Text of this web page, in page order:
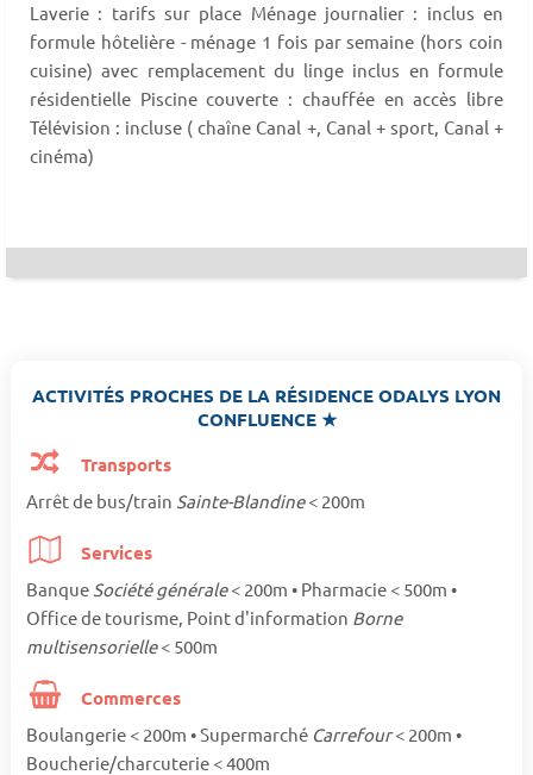
Laverie : tarifs sur place Ménage journalier : inclus en
formule hôtelière - ménage 1 fois par semaine (hors coin
cuisine) avec remplacement du linge inclus en formule
résidentielle Piscine couverte : chauffée en accès libre
Télévision : incluse ( chaîne Canal +, Canal + sport, Canal +
cinéma)
ACTIVITÉS PROCHES DE LA RÉSIDENCE ODALYS LYON
CONFLUENCE ★
Transports
Arrêt de bus/train Sainte-Blandine< 200m
Services
Banque Société générale< 200m • Pharmacie < 500m •
Office de tourisme, Point d'information Borne
multisensorielle< 500m
Commerces
Boulangerie < 200m • Supermarché Carrefour< 200m •
Boucherie/charcuterie < 400m